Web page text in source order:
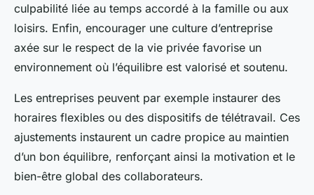
culpabilité liée au temps accordé à la famille ou aux
loisirs. Enfin, encourager une culture d’entreprise
axée sur le respect de la vie privée favorise un
environnement où l’équilibre est valorisé et soutenu.
Les entreprises peuvent par exemple instaurer des
horaires flexibles ou des dispositifs de télétravail. Ces
ajustements instaurent un cadre propice au maintien
d’un bon équilibre, renforçant ainsi la motivation et le
bien-être global des collaborateurs.